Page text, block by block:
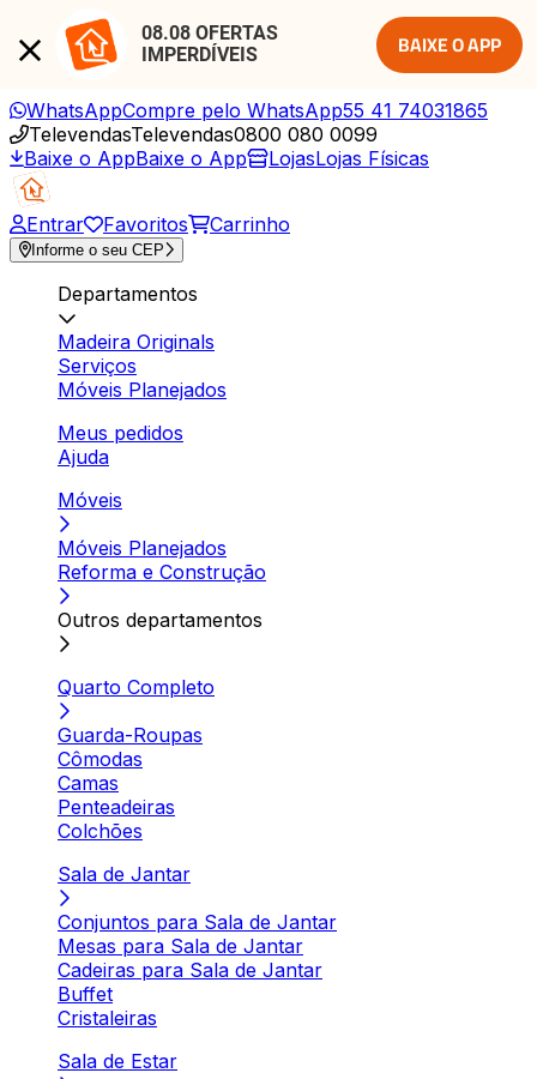
08.08 OFERTAS
IMPERDÍVEIS
BAIXE O APP
WhatsAppCompre pelo WhatsApp55 41 74031865
TelevendasTelevendas0800 080 0099
Baixe o AppBaixe o App LojasLojas Físicas
Entrar Favoritos Carrinho
Informe o seu CEP
Departamentos
Madeira Originals
Serviços
Móveis Planejados
Meus pedidos
Ajuda
Móveis
Móveis Planejados
Reforma e Construção
Outros departamentos
Quarto Completo
Guarda-Roupas
Cômodas
Camas
Penteadeiras
Colchões
Sala de Jantar
Conjuntos para Sala de Jantar
Mesas para Sala de Jantar
Cadeiras para Sala de Jantar
Buffet
Cristaleiras
Sala de Estar